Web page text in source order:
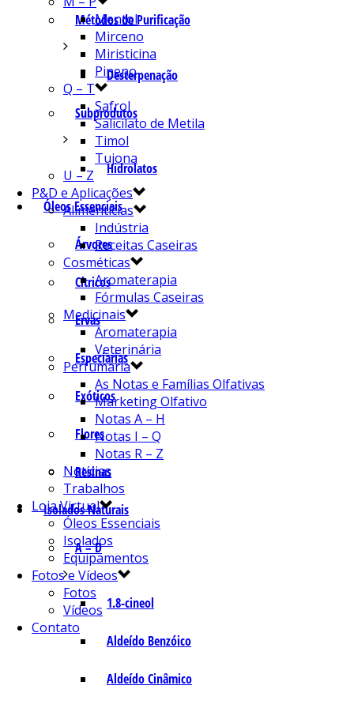
Métodos de Purificação
Desterpenação
Subprodutos
Hidrolatos
Óleos Essenciais
Árvores
Cítricos
Ervas
Especiarias
Exóticos
Flores
Resinas
Isolados Naturais
A – D
1.8-cineol
Aldeído Benzóico
Aldeído Cinâmico
Mentol
Mirceno
Miristicina
Pineno
Q – T
Safrol
Salicilato de Metila
Timol
Tujona
U – Z
P&D e Aplicações
Alimentícias
Indústria
Receitas Caseiras
Cosméticas
Aromaterapia
Fórmulas Caseiras
Medicinais
Aromaterapia
Veterinária
Perfumaria
As Notas e Famílias Olfativas
Marketing Olfativo
Notas A – H
Notas I – Q
Notas R – Z
Notícias
Trabalhos
Loja Virtual
Óleos Essenciais
Isolados
Equipamentos
Fotos e Vídeos
Fotos
Vídeos
Contato